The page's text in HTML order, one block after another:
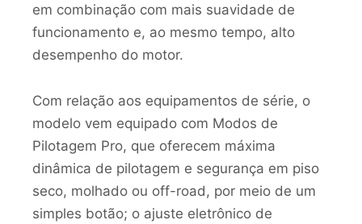
em combinação com mais suavidade de
funcionamento e, ao mesmo tempo, alto
desempenho do motor.
Com relação aos equipamentos de série, o
modelo vem equipado com Modos de
Pilotagem Pro, que oferecem máxima
dinâmica de pilotagem e segurança em piso
seco, molhado ou off-road, por meio de um
simples botão; o ajuste eletrônico de